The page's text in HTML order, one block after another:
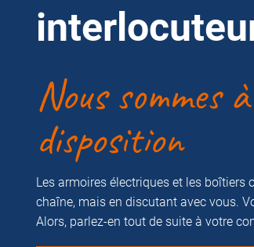
Nous sommes
disposition
Les armoires électriques et les boîtiers
chaîne, mais en discutant avec vous.
Alors, parlez-en tout de suite à votre